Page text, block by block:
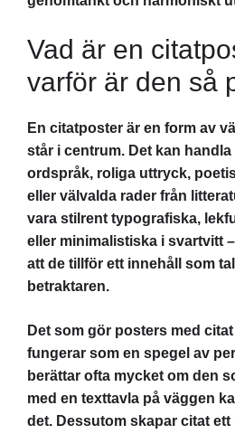
Vad är en
varför är den så
En citatposter är en form av
står i centrum. Det kan
ordspråk, roliga uttryck,
eller välvalda rader från
vara stilrent typografiska,
eller minimalistiska i svartvitt
att de tillför ett innehåll som
betraktaren.
Det som gör posters med
fungerar som en spegel av
berättar ofta mycket om den
med en texttavla på väggen
det. Dessutom skapar citat